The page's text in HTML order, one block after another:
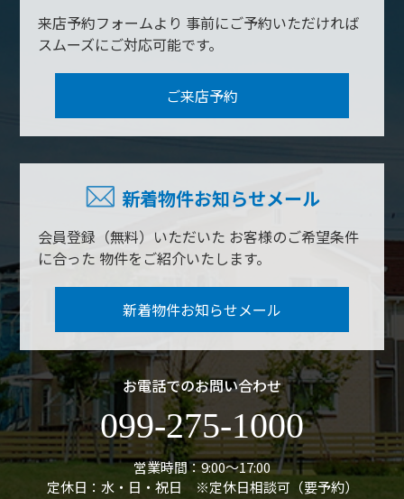
来店予約フォームより 事前にご予約いただければ
スムーズにご対応可能です。
ご来店予約
新着物件お知らせメール
会員登録（無料）いただいた お客様のご希望条件
に合った 物件をご紹介いたします。
新着物件お知らせメール
お電話でのお問い合わせ
099-275-1000
営業時間：9:00〜17:00
定休日：水・日・祝日 ※定休日相談可（要予約）